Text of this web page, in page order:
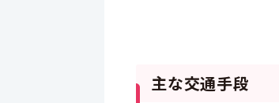
主な交通手段